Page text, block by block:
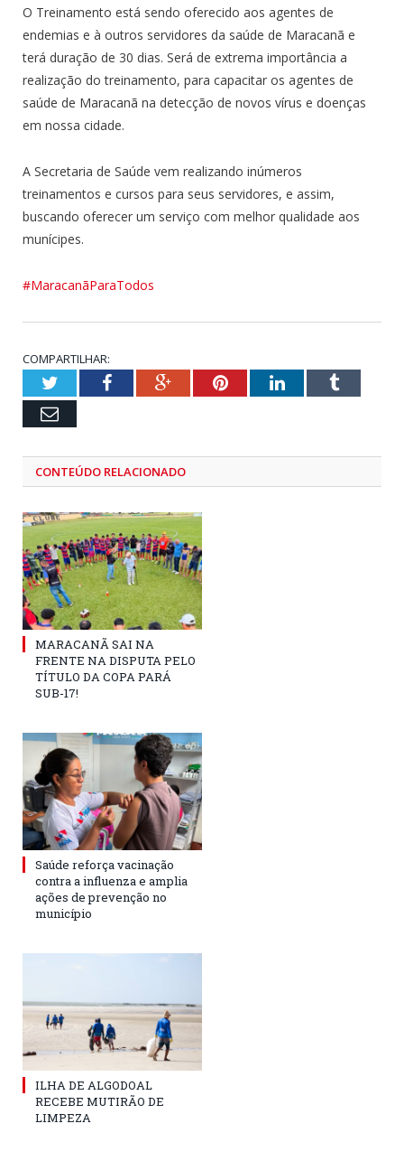
O Treinamento está sendo oferecido aos agentes de
endemias e à outros servidores da saúde de Maracanã e
terá duração de 30 dias. Será de extrema importância a
realização do treinamento, para capacitar os agentes de
saúde de Maracanã na detecção de novos vírus e doenças
em nossa cidade.
A Secretaria de Saúde vem realizando inúmeros
treinamentos e cursos para seus servidores, e assim,
buscando oferecer um serviço com melhor qualidade aos
munícipes.
#MaracanãParaTodos
COMPARTILHAR:
TwitterFacebookGoogle+PinterestLinkedInTumblr
Email
CONTEÚDO RELACIONADO
MARACANÃ SAI NA
FRENTE NA DISPUTA PELO
TÍTULO DA COPA PARÁ
SUB-17!
Saúde reforça vacinação
contra a influenza e amplia
ações de prevenção no
município
ILHA DE ALGODOAL
RECEBE MUTIRÃO DE
LIMPEZA